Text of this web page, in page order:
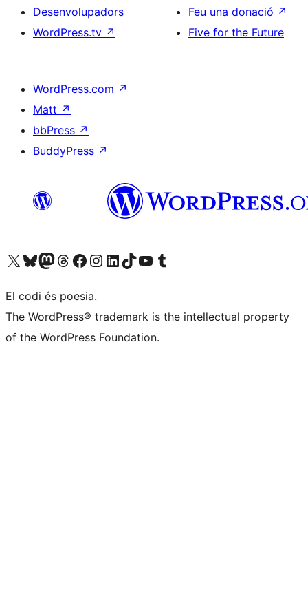
Desenvolupadors
WordPress.tv ↗
Feu una donació ↗
Five for the Future
WordPress.com ↗
Matt ↗
bbPress ↗
BuddyPress ↗
Visiteu el nostre compte X (abans Twitter)
Visiteu el nostre compte de Bluesky
Visiteu el nostre compte al Mastodon
Visiteu el nostre compte de Threads
Visiteu la nostra pàgina al Facebook
Visiteu el nostre compte d'Instagram
Visiteu el nostre compte de LinkedIn
Visiteu el nostre compte de TikTok
Visiteu el nostre canal al YouTube
Visiteu el nostre compte de Tumblr
El codi és poesia.
The WordPress® trademark is the intellectual property
of the WordPress Foundation.